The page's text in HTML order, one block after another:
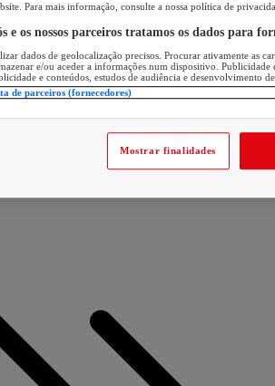
Para mais informação, consulte a nossa política de
e os nossos parceiros tratamos os dados para
dados de geolocalização precisos. Procurar ativamente as
e/ou aceder a informações num dispositivo. Publicidade
e conteúdos, estudos de audiência e desenvolvimento
de parceiros (fornecedores)
Mostrar finalidades